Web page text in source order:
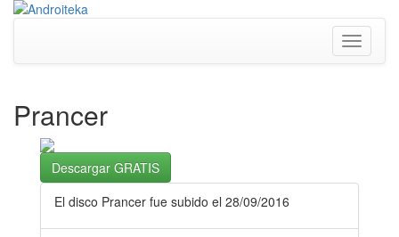
Toggle
Prancer
Descargar GRATIS
El disco Prancer fue subido el 28/09/2016